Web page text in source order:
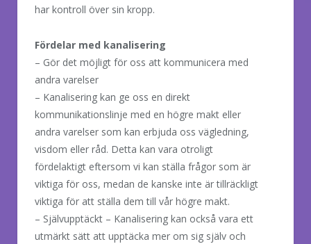
har kontroll över sin kropp.
Fördelar med kanalisering
– Gör det möjligt för oss att kommunicera med
andra varelser
– Kanalisering kan ge oss en direkt
kommunikationslinje med en högre makt eller
andra varelser som kan erbjuda oss vägledning,
visdom eller råd. Detta kan vara otroligt
fördelaktigt eftersom vi kan ställa frågor som är
viktiga för oss, medan de kanske inte är tillräckligt
viktiga för att ställa dem till vår högre makt.
– Självupptäckt – Kanalisering kan också vara ett
utmärkt sätt att upptäcka mer om sig själv och